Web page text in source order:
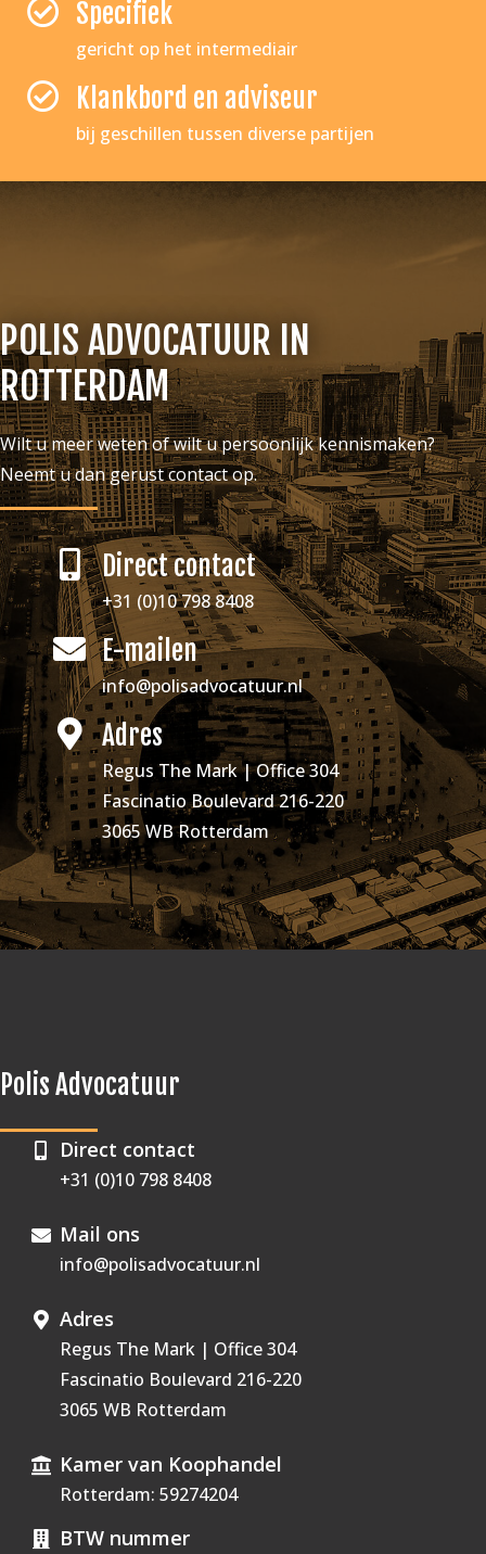
Specifiek
gericht op het intermediair
Klankbord en adviseur
bij geschillen tussen diverse partijen
POLIS ADVOCATUUR IN
ROTTERDAM
Wilt u meer weten of wilt u persoonlijk kennismaken?
Neemt u dan gerust contact op.
Direct contact
+31 (0)10 798 8408
E-mailen
info@polisadvocatuur.nl
Adres
Regus The Mark | Office 304
Fascinatio Boulevard 216-220
3065 WB Rotterdam
Polis Advocatuur
Direct contact
+31 (0)10 798 8408
Mail ons
info@polisadvocatuur.nl
Adres
Regus The Mark | Office 304
Fascinatio Boulevard 216-220
3065 WB Rotterdam
Kamer van Koophandel
Rotterdam: 59274204
BTW nummer